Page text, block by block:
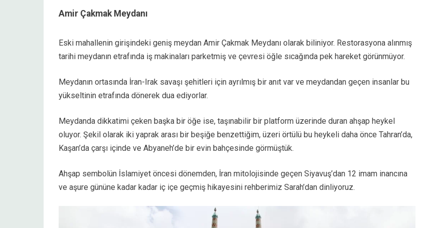
Amir Çakmak Meydanı
Eski mahallenin girişindeki geniş meydan Amir Çakmak Meydanı olarak biliniyor. Restorasyona alınmış
tarihi meydanın etrafında iş makinaları parketmiş ve çevresi öğle sıcağında pek hareket görünmüyor.
Meydanın ortasında İran-Irak savaşı şehitleri için ayrılmış bir anıt var ve meydandan geçen insanlar bu
yükseltinin etrafında dönerek dua ediyorlar.
Meydanda dikkatimi çeken başka bir öğe ise, taşınabilir bir platform üzerinde duran ahşap heykel
oluyor. Şekil olarak iki yaprak arası bir beşiğe benzettiğim, üzeri örtülü bu heykeli daha önce Tahran’da,
Kaşan’da çarşı içinde ve Abyaneh’de bir evin bahçesinde görmüştük.
Ahşap sembolün İslamiyet öncesi dönemden, İran mitolojisinde geçen Siyavuş’dan 12 imam inancına
ve aşure gününe kadar kadar iç içe geçmiş hikayesini rehberimiz Sarah’dan dinliyoruz.